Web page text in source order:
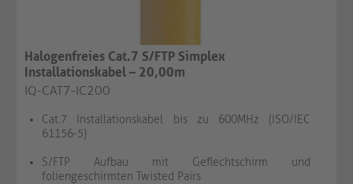
Halogenfreies Cat.7 S/FTP Simplex
Installationskabel – 20,00m
IQ-CAT7-IC200
Cat.7 Installationskabel bis zu 600MHz (ISO/IEC
61156-5)
S/FTP Aufbau mit Geflechtschirm und
foliengeschirmten Twisted Pairs